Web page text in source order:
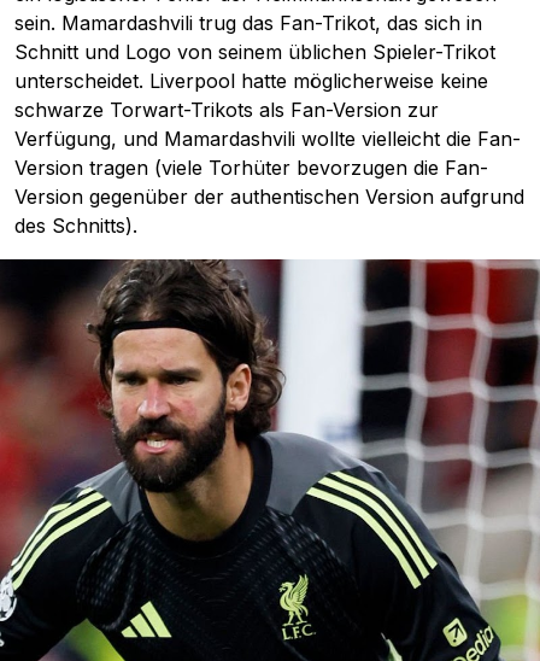
sein. Mamardashvili trug das Fan-Trikot, das sich in
Schnitt und Logo von seinem üblichen Spieler-Trikot
unterscheidet. Liverpool hatte möglicherweise keine
schwarze Torwart-Trikots als Fan-Version zur
Verfügung, und Mamardashvili wollte vielleicht die Fan-
Version tragen (viele Torhüter bevorzugen die Fan-
Version gegenüber der authentischen Version aufgrund
des Schnitts).